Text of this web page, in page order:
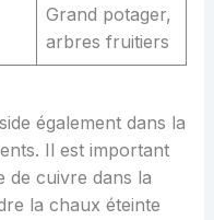
Grand potager,
arbres fruitiers
également dans la
Il est important
de cuivre dans la
la chaux éteinte